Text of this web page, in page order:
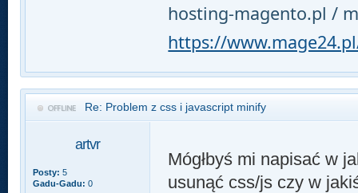
hosting-magento.pl /
https://
Re: Problem z css i javascript minify
artvr
Posty: 5
Gadu-Gadu: 0
Mógłbyś mi napisać w
usunąć css/js czy w